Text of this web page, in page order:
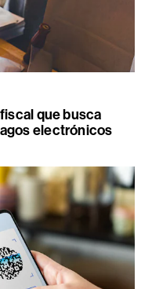
que busca
electrónicos